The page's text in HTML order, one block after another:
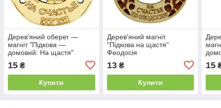
Дерев'яний оберег —
магніт "Підкова —
домовий: На щастя"
15 ₴
Купити
Дерев'яний магніт
"Підкова на щастя"
Феодосія
13₴
Купити
15